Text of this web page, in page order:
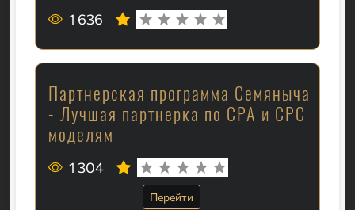
1 636
Партнерская программа Семяныча
- Лучшая партнерка по CPA и CPC
моделям
1 304
Перейти